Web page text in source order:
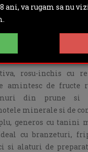
rosu-inchis cu
amintesc de fructe
din prune si
minerale si de
generos cu tanini
cu branzeturi,
si alaturi de
va rugam sa nu